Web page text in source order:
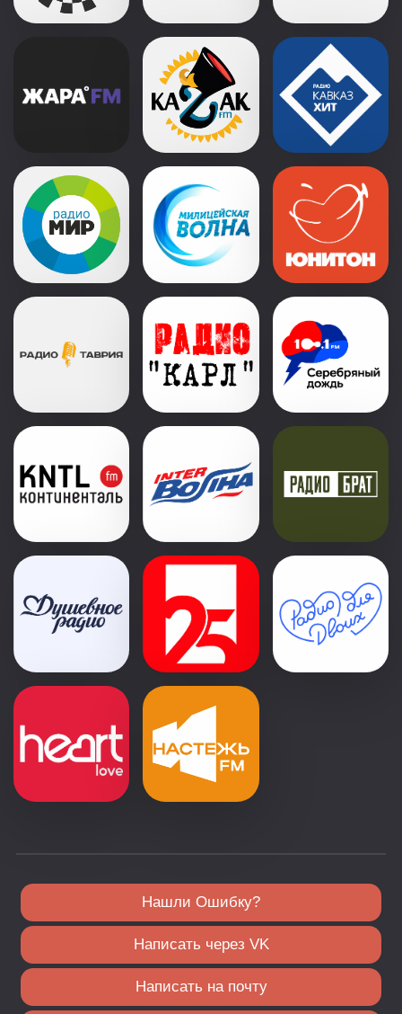
Нашли Ошибку?
Написать через VK
Написать на почту